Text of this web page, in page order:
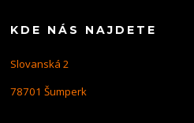
KDE NÁS NAJDETE
Slovanská 2
78701 Šumperk